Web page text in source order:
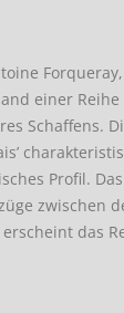
einer
Schaffens.
Profil.
zwischen
das